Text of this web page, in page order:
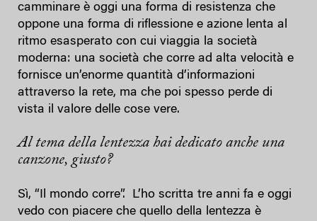
camminare è oggi una forma di resistenza che
oppone una forma di riflessione e azione lenta al
ritmo esasperato con cui viaggia la società
moderna: una società che corre ad alta velocità e
fornisce un’enorme quantità d’informazioni
attraverso la rete, ma che poi spesso perde di
vista il valore delle cose vere.
Al tema della lentezza hai dedicato anche una
canzone, giusto?
Sì, “Il mondo corre”. L’ho scritta tre anni fa e oggi
vedo con piacere che quello della lentezza è